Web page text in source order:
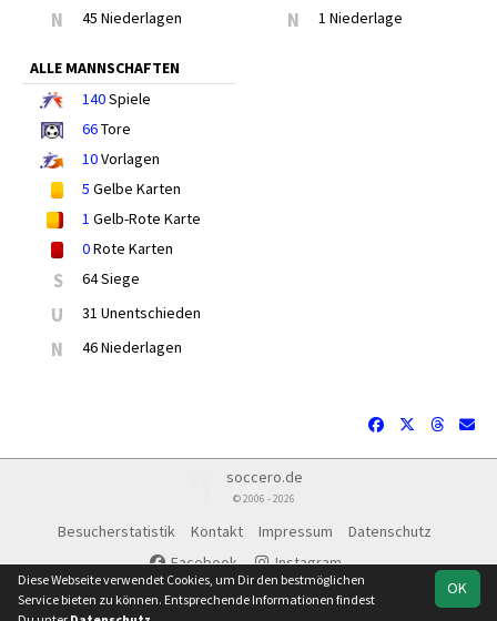
N 45 Niederlagen N 1 Niederlage
ALLE MANNSCHAFTEN
140Spiele
66Tore
10Vorlagen
5 Gelbe Karten
1 Gelb-Rote Karte
0Rote Karten
S 64 Siege
U 31 Unentschieden
N 46 Niederlagen
soccero.de
© 2006 - 2026
Besucherstatistik Kontakt Impressum
Datenschutz
Facebook
Instagram
OK
Diese Webseite verwendet Cookies, um Dir den bestmöglichen
Service bieten zu können. Entsprechende Informationen findest